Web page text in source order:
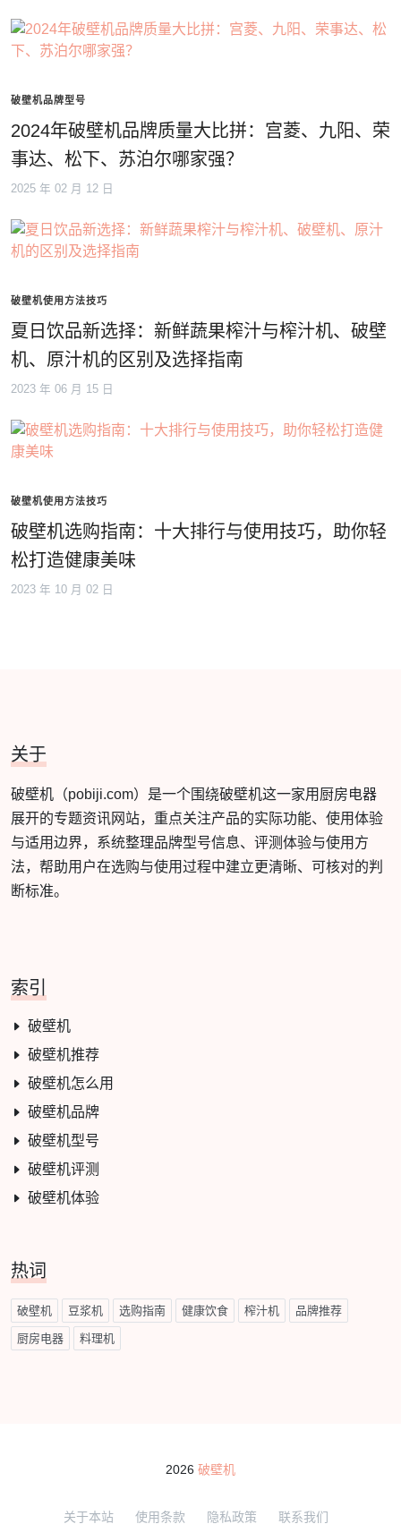
破壁机品牌型号
2024年破壁机品牌质量大比拼：宫菱、九阳、荣
事达、松下、苏泊尔哪家强？
2025 年 02 月 12 日
破壁机使用方法技巧
夏日饮品新选择：新鲜蔬果榨汁与榨汁机、破壁
机、原汁机的区别及选择指南
2023 年 06 月 15 日
破壁机使用方法技巧
破壁机选购指南：十大排行与使用技巧，助你轻
松打造健康美味
2023 年 10 月 02 日
关于
破壁机（pobiji.com）是一个围绕破壁机这一家用厨房电器
展开的专题资讯网站，重点关注产品的实际功能、使用体验
与适用边界，系统整理品牌型号信息、评测体验与使用方
法，帮助用户在选购与使用过程中建立更清晰、可核对的判
断标准。
索引
破壁机
破壁机推荐
破壁机怎么用
破壁机品牌
破壁机型号
破壁机评测
破壁机体验
热词
破壁机 豆浆机 选购指南 健康饮食 榨汁机 品牌推荐
厨房电器 料理机
2026 破壁机
关于本站 使用条款 隐私政策 联系我们